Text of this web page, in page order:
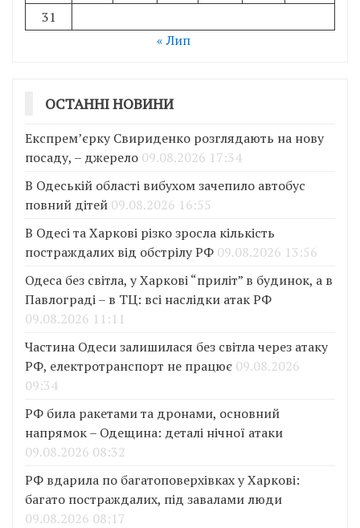
31
« Лип
ОСТАННІ НОВИНИ
Експрем’єрку Свириденко розглядають на нову
посаду, – джерело 09.08.2026 17:34
В Одеській області вибухом зачепило автобус
повний дітей 09.08.2026 16:55
В Одесі та Харкові різко зросла кількість
постраждалих від обстрілу РФ 09.08.2026 13:56
Одеса без світла, у Харкові “приліт” в будинок, а в
Павлограді – в ТЦ: всі наслідки атак РФ
09.08.2026 11:11
Частина Одеси залишилася без світла через атаку
РФ, електротранспорт не працює 09.08.2026
09:34
РФ била ракетами та дронами, основний
напрямок – Одещина: деталі нічної атаки
09.08.2026 08:32
РФ вдарила по багатоповерхівках у Харкові:
багато постраждалих, під завалами люди
09.08.2026 08:17